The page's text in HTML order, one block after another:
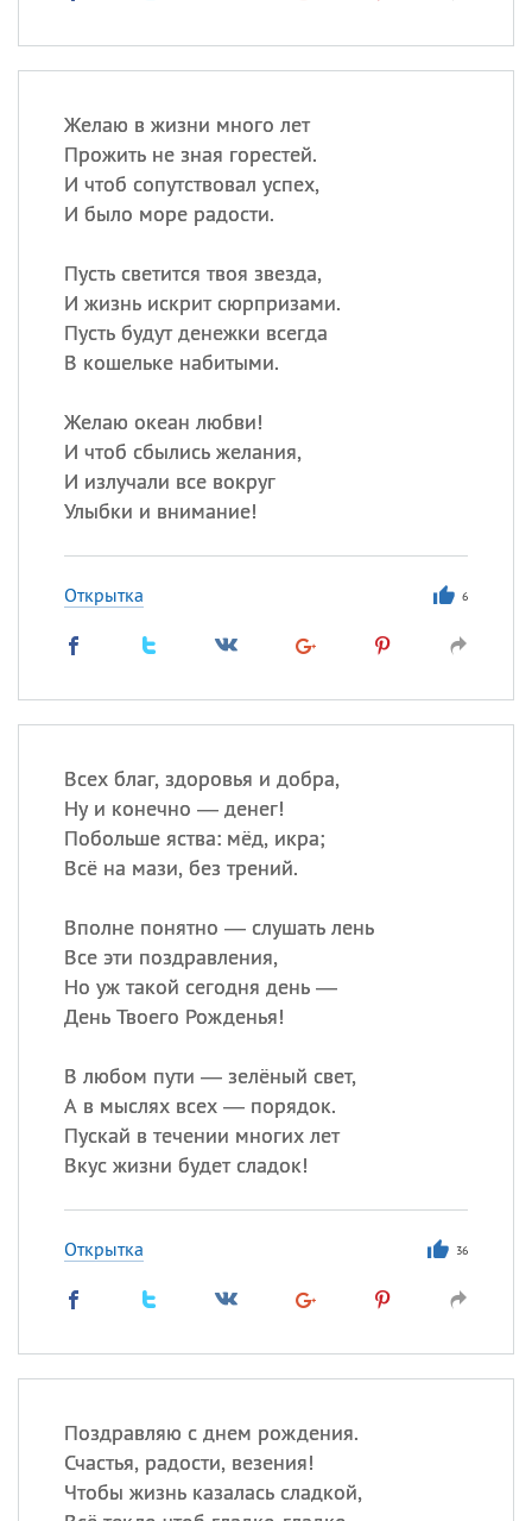
Желаю в жизни много лет
Прожить не зная горестей.
И чтоб сопутствовал успех,
И было море радости.
Пусть светится твоя звезда,
И жизнь искрит сюрпризами.
Пусть будут денежки всегда
В кошельке набитыми.
Желаю океан любви!
И чтоб сбылись желания,
И излучали все вокруг
Улыбки и внимание!
Открытка 6
Всех благ, здоровья и добра,
Ну и конечно — денег!
Побольше яства: мёд, икра;
Всё на мази, без трений.
Вполне понятно — слушать лень
Все эти поздравления,
Но уж такой сегодня день —
День Твоего Рожденья!
В любом пути — зелёный свет,
А в мыслях всех — порядок.
Пускай в течении многих лет
Вкус жизни будет сладок!
Открытка 36
Поздравляю с днем рождения.
Счастья, радости, везения!
Чтобы жизнь казалась сладкой,